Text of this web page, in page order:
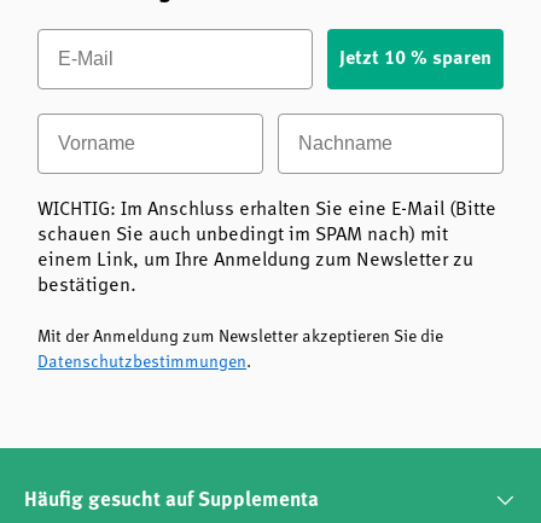
Email
Jetzt 10 % sparen
Vorname Nachname
WICHTIG: Im Anschluss erhalten Sie eine E-Mail (Bitte
schauen Sie auch unbedingt im SPAM nach) mit
einem Link, um Ihre Anmeldung zum Newsletter zu
bestätigen.
Mit der Anmeldung zum Newsletter akzeptieren Sie die
Datenschutzbestimmungen.
Häufig gesucht auf Supplementa